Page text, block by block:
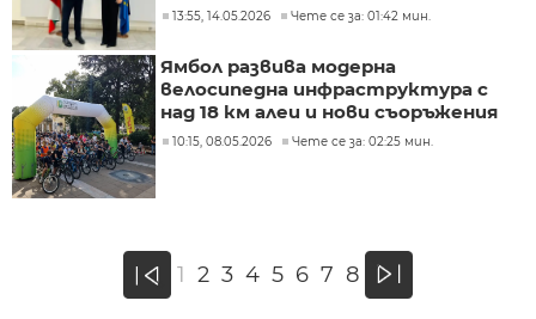
13:55, 14.05.2026 Чете се за: 01:42 мин.
Ямбол развива модерна
велосипедна инфраструктура с
над 18 км алеи и нови съоръжения
10:15, 08.05.2026 Чете се за: 02:25 мин.
« 1 2 3 4 5 6 7 8 »